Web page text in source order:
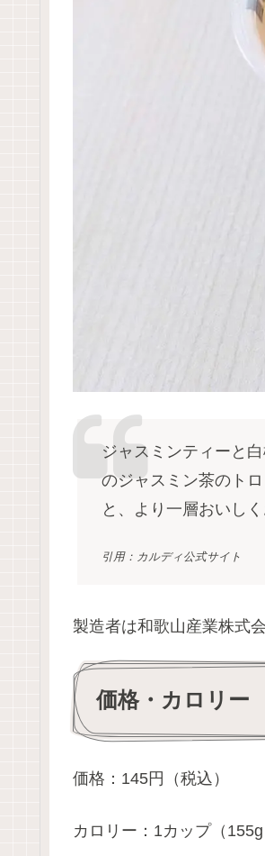
ジャスミンティーと
のジャスミン茶のト
と、より一層おいし
引用：カルディ公式サイト
製造者は和歌山産業株式会
価格・カロリー
価格：145円（税込）
カロリー：1カップ（